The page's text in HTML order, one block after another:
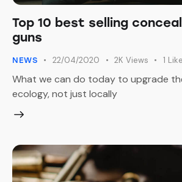
Top 10 best selling
guns
NEWS 22/04/2020 2K Views 1 Like
What we can do today to upgrade
ecology, not just locally